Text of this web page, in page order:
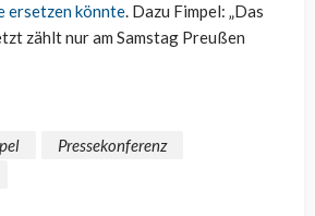
ersetzen könnte. Dazu Fimpel: „Das
zählt nur am Samstag Preußen
Pressekonferenz